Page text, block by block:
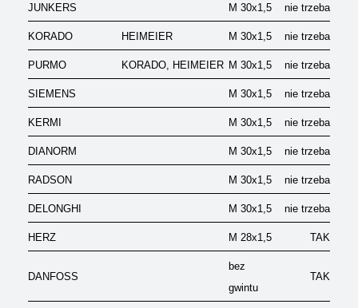
JUNKERS M 30x1,5 nie trzeba
KORADO HEIMEIER M 30x1,5 nie trzeba
PURMO KORADO, HEIMEIER M 30x1,5 nie trzeba
SIEMENS M 30x1,5 nie trzeba
KERMI M 30x1,5 nie trzeba
DIANORM M 30x1,5 nie trzeba
RADSON M 30x1,5 nie trzeba
DELONGHI M 30x1,5 nie trzeba
HERZ M 28x1,5 TAK
DANFOSS
bez
gwintu
TAK